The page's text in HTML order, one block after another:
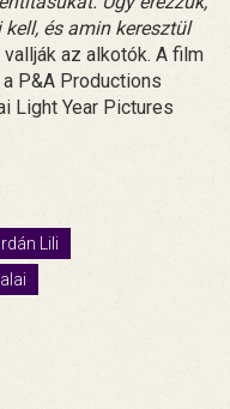
és amin keresztül
vallják az alkotók. A film
P&A Productions
Light Year Pictures
Lili